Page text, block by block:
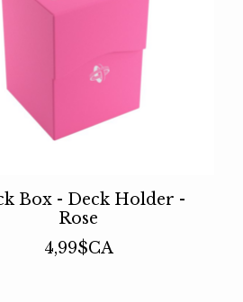
Box - Deck Holder -
Rose
4,99$CA